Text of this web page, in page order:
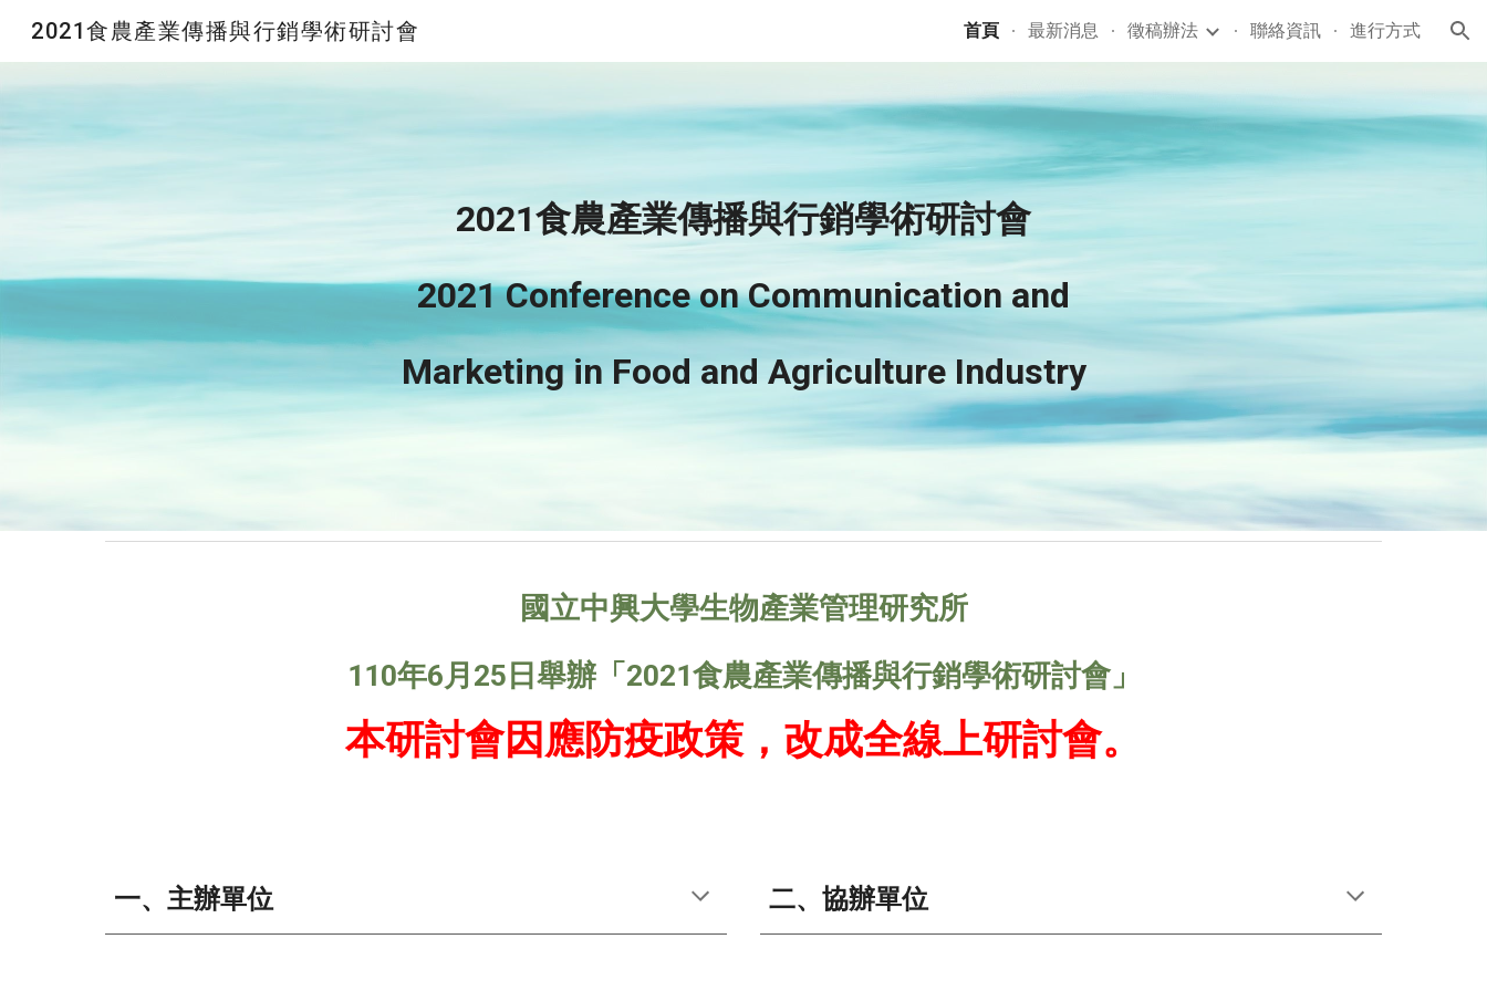
Skip to navigation
2021食農產業傳播與行銷學術研討會 首頁 最新消息 徵稿辦法 聯絡資訊 進行方式
2021食農產業傳播與行銷學術研討會
2021 Conference on Communication and
Marketing in Food and Agriculture Industry
國立中興大學生物產業管理研究所
110年6月 25 日舉辦「2021食農產業傳播與行銷學術研討會」
本研討會因應防疫政策， 改成全線上研討會。
一、主辦單位 二、協辦單位